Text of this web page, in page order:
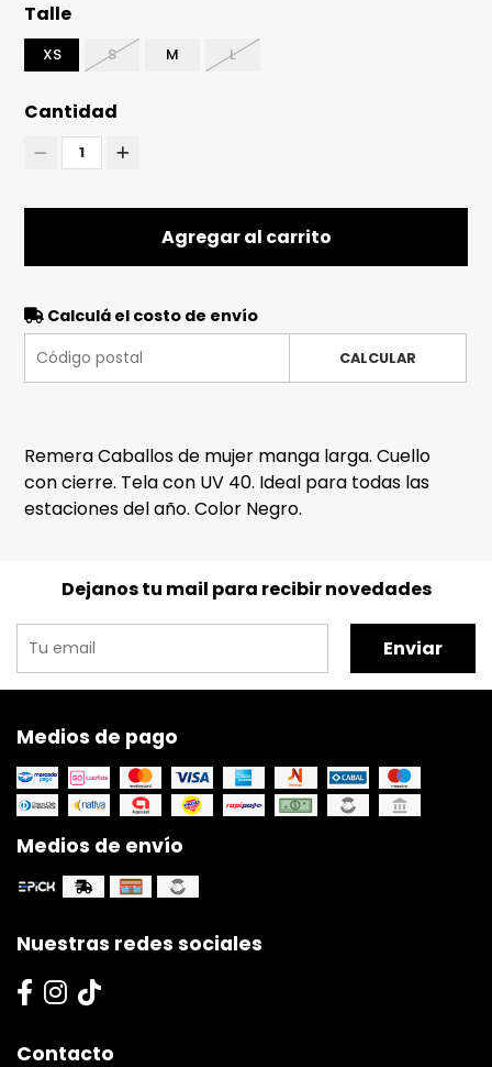
Talle
XS S M L
Cantidad
1
Agregar al carrito
Calculá el costo de envío
CALCULAR
Remera Caballos de mujer manga larga. Cuello
con cierre. Tela con UV 40. Ideal para todas las
estaciones del año. Color Negro.
Dejanos tu mail para recibir novedades
Enviar
Medios de pago
Medios de envío
Nuestras redes sociales
Contacto